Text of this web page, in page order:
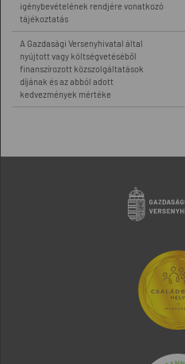
igénybevételének rendjére vonatkozó
tájékoztatás
A Gazdasági Versenyhivatal által
nyújtott vagy költségvetéséből
finanszírozott közszolgáltatások
díjának és az abból adott
kedvezmények mértéke